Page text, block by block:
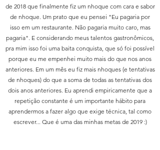
de 2018 que finalmente fiz um nhoque com cara e sabor
de nhoque. Um prato que eu pensei "Eu pagaria por
isso em um restaurante. Não pagaria muito caro, mas
pagaria". E considerando meus talentos gastronômicos,
pra mim isso foi uma baita conquista, que só foi possível
porque eu me empenhei muito mais do que nos anos
anteriores. Em um mês eu fiz mais nhoques (e tentativas
de nhoques) do que a soma de todas as tentativas dos
dois anos anteriores. Eu aprendi empiricamente que a
repetição constante é um importante hábito para
aprendermos a fazer algo que exige técnica, tal como
escrever... Que é uma das minhas metas de 2019 :)